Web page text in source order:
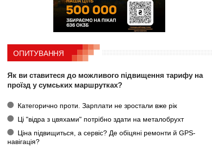
ОПИТУВАННЯ
Як ви ставитеся до можливого підвищення тарифу на
проїзд у сумських маршрутках?
Категорично проти. Зарплати не зростали вже рік
Ці "відра з цвяхами" потрібно здати на металобрухт
Ціна підвищиться, а сервіс? Де обіцяні ремонти й GPS-
навігація?